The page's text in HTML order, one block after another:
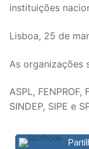
instituições
Lisboa, 25 de
As organizações
ASPL, FENPROF,
SINDEP, SIPE e